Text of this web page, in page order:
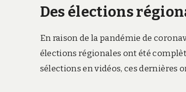
Des élections
En raison de la pandémie de
élections régionales ont été
sélections en vidéos, ces dernières